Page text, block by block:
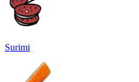
Surimi